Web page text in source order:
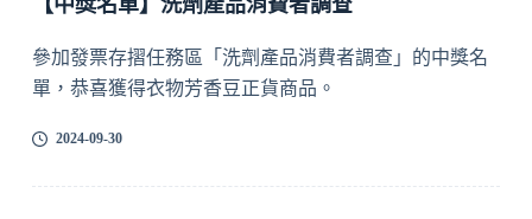
【中獎名單】洗劑產品消費者調查
參加發票存摺任務區「洗劑產品消費者調查」的中獎名
單，恭喜獲得衣物芳香豆正貨商品。
2024-09-30